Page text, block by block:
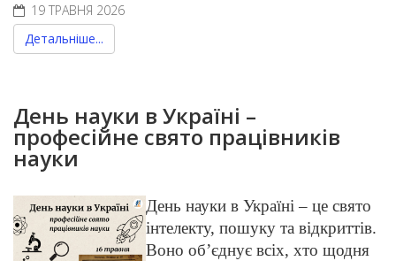
19 ТРАВНЯ 2026
Детальніше...
День науки в Україні –
професійне свято працівників
науки
День науки в Україні – це свято
інтелекту, пошуку та відкриттів.
Воно об’єднує всіх, хто щодня